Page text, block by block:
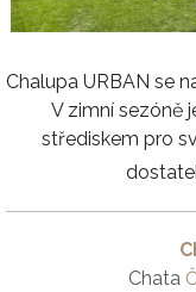
Chalupa URBAN se
V zimní sezóně
střediskem pro
Chata